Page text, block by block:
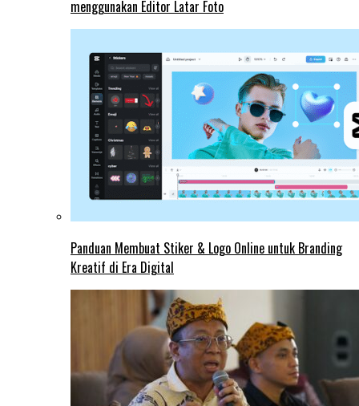
menggunakan Editor Latar Foto
Panduan Membuat Stiker & Logo Online untuk Branding
Kreatif di Era Digital